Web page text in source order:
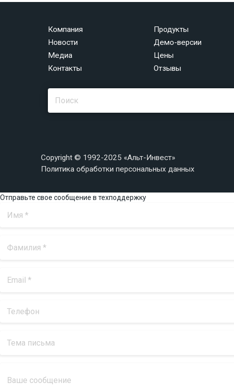
Компания
Новости
Медиа
Контакты
Продукты
Демо-версии
Цены
Отзывы
Copyright © 1992-2025 «Альт-Инвест»
Политика обработки персональных данных
Отправьте свое сообщение в техподдержку